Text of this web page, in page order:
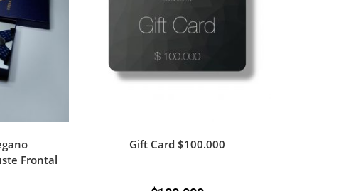
Frontal
Gift Card $100.000